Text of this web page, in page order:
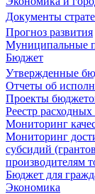
Документы
Прогноз развития
Муниципальные
Бюджет
Утвержденные
Отчеты об
Проекты
Реестр расходных
Мониторинг
Мониторинг
субсидий
производителям
Бюджет для
Экономика